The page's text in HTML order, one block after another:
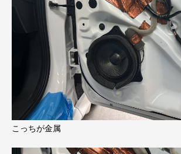
こっちが金属